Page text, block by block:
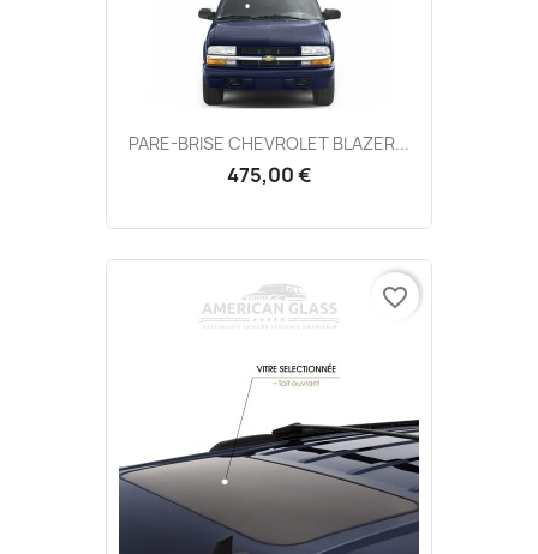
PARE-BRISE CHEVROLET BLAZER...
475,00 €
favorite_border